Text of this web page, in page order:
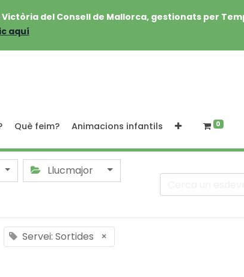
del Consell de Mallorca, gestionats per
aquí
Què feim? Animacions infantils 0
Llucmajor
Servei: Sortides ×